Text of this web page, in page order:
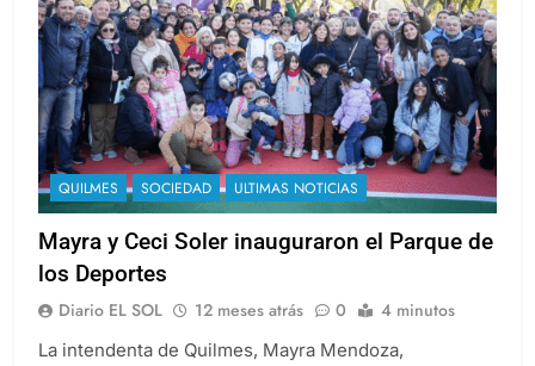
QUILMES SOCIEDAD ULTIMAS NOTICIAS
Mayra y Ceci Soler inauguraron el Parque de
los Deportes
Diario EL SOL 12 meses atrás 0 4 minutos
La intendenta de Quilmes, Mayra Mendoza,